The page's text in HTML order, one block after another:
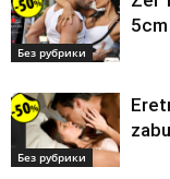
Без рубрики
Без рубрики